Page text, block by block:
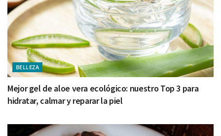
BELLEZA
Mejor gel de aloe vera ecológico: nuestro Top 3 para
hidratar, calmar y reparar la piel